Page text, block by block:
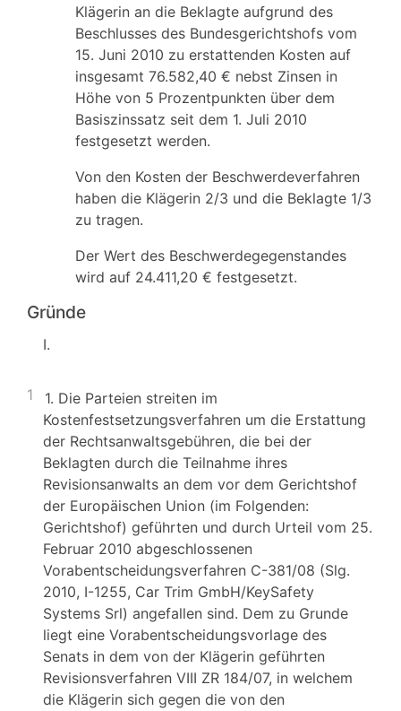
Klägerin an die Beklagte aufgrund des
Beschlusses des Bundesgerichtshofs vom
15. Juni 2010 zu erstattenden Kosten auf
insgesamt 76.582,40 € nebst Zinsen in
Höhe von 5 Prozentpunkten über dem
Basiszinssatz seit dem 1. Juli 2010
festgesetzt werden.
Von den Kosten der Beschwerdeverfahren
haben die Klägerin 2/3 und die Beklagte 1/3
zu tragen.
Der Wert des Beschwerdegegenstandes
wird auf 24.411,20 € festgesetzt.
Gründe
I.
1
1. Die Parteien streiten im
Kostenfestsetzungsverfahren um die Erstattung
der Rechtsanwaltsgebühren, die bei der
Beklagten durch die Teilnahme ihres
Revisionsanwalts an dem vor dem Gerichtshof
der Europäischen Union (im Folgenden:
Gerichtshof) geführten und durch Urteil vom 25.
Februar 2010 abgeschlossenen
Vorabentscheidungsverfahren C-381/08 (Slg.
2010, I-1255, Car Trim GmbH/KeySafety
Systems Srl) angefallen sind. Dem zu Grunde
liegt eine Vorabentscheidungsvorlage des
Senats in dem von der Klägerin geführten
Revisionsverfahren VIII ZR 184/07, in welchem
die Klägerin sich gegen die von den